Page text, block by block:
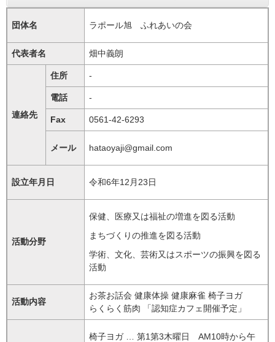
団体名 ラポール旭 ふれあいの会
代表者名 畑中義朗
連絡先
住所 -
電話 -
Fax 0561-42-6293
メール hataoyaji@gmail.com
設立年月日 令和6年12月23日
活動分野
保健、医療又は福祉の増進を図る活動
まちづくりの推進を図る活動
学術、文化、芸術又はスポーツの振興を図る
活動
活動内容
お茶お話会 健康体操 健康麻雀 椅子ヨガ
らくらく筋肉 「認知症カフェ開催予定」
椅子ヨガ … 第1第3木曜日 AM10時から午